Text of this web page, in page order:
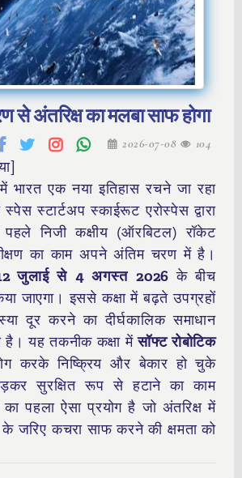
से अंतरिक्ष का मलबा साफ होगा
2026-07-08 104
भारत एक नया इतिहास रचने जा रहा
स्पेस स्टार्टअप स्काईरूट एरोस्पेस द्वारा
निजी कक्षीय (ऑरबिटल) रॉकेट
का काम अपने अंतिम चरण में है ।
जुलाई से 4 अगस्त 2026 के बीच
जाएगा। इससे कक्षा में बढ़ते उपग्रहों
दूर करने का दीर्घकालिक समाधान
है। यह तकनीक कक्षा मेंसॉफ्ट रोबोटिक
करके निष्क्रिय और बेकार हो चुके
सुरक्षित रूप से हटाने का काम
का पहला ऐसा प्रयोग है जो अंतरिक्ष में
के जरिए कचरा साफ करने की क्षमता को